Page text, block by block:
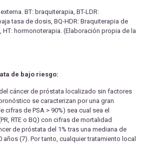
BT: braquiterapia, BT-LDR:
tasa de dosis, BQ-HDR: Braquiterapia de
HT: hormonoterapia. (Elaboración propia de la
de bajo riesgo:
cáncer de próstata localizado sin factores
se caracterizan por una gran
cifras de PSA > 90%) sea cual sea el
RTE o BQ) con cifras de mortalidad
de próstata del 1% tras una mediana de
años (7). Por tanto, cualquier tratamiento local